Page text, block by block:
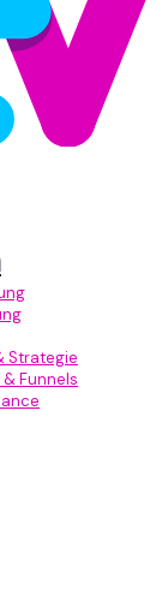
Strategie
Funnels